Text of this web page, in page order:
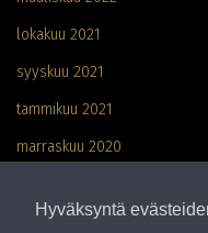
Hyväksyntä
lokakuu 2021
syyskuu 2021
tammikuu 2021
marraskuu 2020
maaliskuu 2020